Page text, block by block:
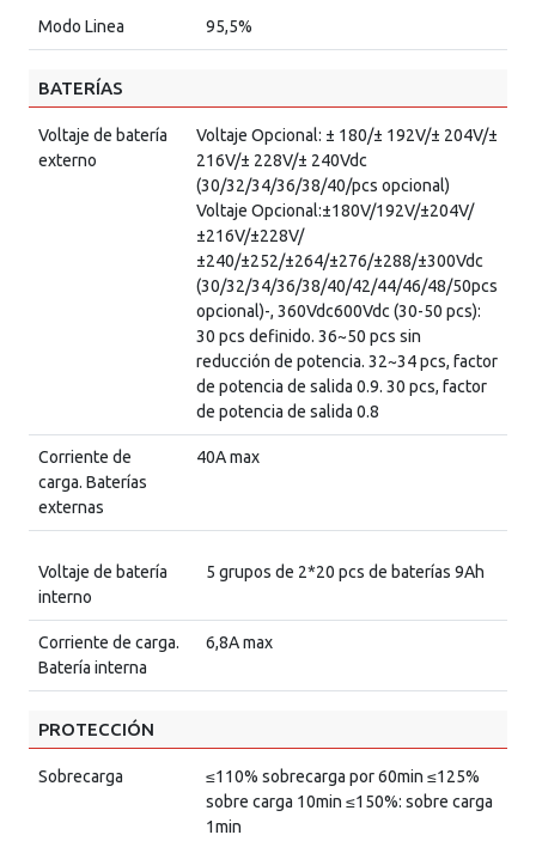
Modo Linea 95,5%
BATERÍAS
Voltaje de batería
externo
Voltaje Opcional: ± 180/± 192V/± 204V/±
216V/± 228V/± 240Vdc
(30/32/34/36/38/40/pcs opcional)
Voltaje Opcional:±180V/192V/±204V/
±216V/±228V/
±240/±252/±264/±276/±288/±300Vdc
(30/32/34/36/38/40/42/44/46/48/50pcs
opcional)-, 360Vdc600Vdc (30-50 pcs):
30 pcs definido. 36~50 pcs sin
reducción de potencia. 32~34 pcs, factor
de potencia de salida 0.9. 30 pcs, factor
de potencia de salida 0.8
Corriente de
carga. Baterías
externas
40A max
Voltaje de batería
interno
5 grupos de 2*20 pcs de baterías 9Ah
Corriente de carga.
Batería interna
6,8A max
PROTECCIÓN
Sobrecarga
≤110% sobrecarga por 60min ≤125%
sobre carga 10min ≤150%: sobre carga
1min